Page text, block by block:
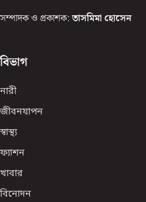
সম্পাদক ও প্রকাশক: তাসমিমা হোসেন
বিভাগ
নারী
জীবনযাপন
স্বাস্থ্য
ফ্যাশন
খাবার
বিনোদন